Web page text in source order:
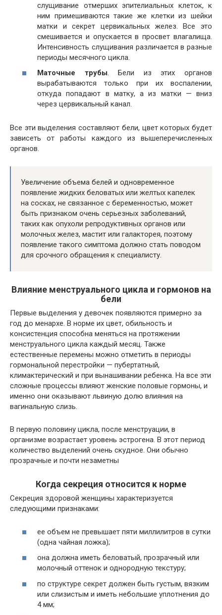
слущивание отмерших эпителиальных клеток, к
ним примешиваются такие же клетки из шейки
матки и секрет цервикальных желез. Все это
смешивается и опускается в просвет влагалища.
Интенсивность слущивания различается в разные
периоды месячного цикла.
Маточные трубы. Бели из этих органов
вырабатываются только при их воспалении,
откуда попадают в матку, а из матки — вниз
через цервикальный канал.
Все эти выделения составляют бели, цвет которых будет
зависеть от работы каждого из вышеперечисленных
органов.
Увеличение объема белей и одновременное
появление жидких беловатых или желтых капелек
на сосках, не связанное с беременностью, может
быть признаком очень серьезных заболеваний,
таких как опухоли репродуктивных органов или
молочных желез, мастит или галакторея, поэтому
появление такого симптома должно стать поводом
для срочного обращения к специалисту.
Влияние менструального цикла и гормонов на
бели
Первые выделения у девочек появляются примерно за
год до менархе. В норме их цвет, обильность и
консистенция способна меняться на протяжении
менструального цикла каждый месяц. Также
естественные перемены можно отметить в периоды
гормональной перестройки — пубертатный,
климактерический и при вынашивании ребенка. На все эти
сложные процессы влияют женские половые гормоны, и
именно они оказывают львиную долю влияния на
вагинальную слизь.
В первую половину цикла, после менструации, в
организме возрастает уровень эстрогена. В этот период
количество выделений очень скудное. Они обычно
прозрачные и почти незаметны
Когда секреция относится к норме
Секреция здоровой женщины характеризуется
следующими признаками:
ее объем не превышает пяти миллилитров в сутки
(одна чайная ложка);
она должна иметь беловатый, прозрачный или
молочный оттенок и однородную текстуру;
по структуре секрет должен быть густым, вязким
или слизистым и иметь небольшие уплотнения до
4 мм;